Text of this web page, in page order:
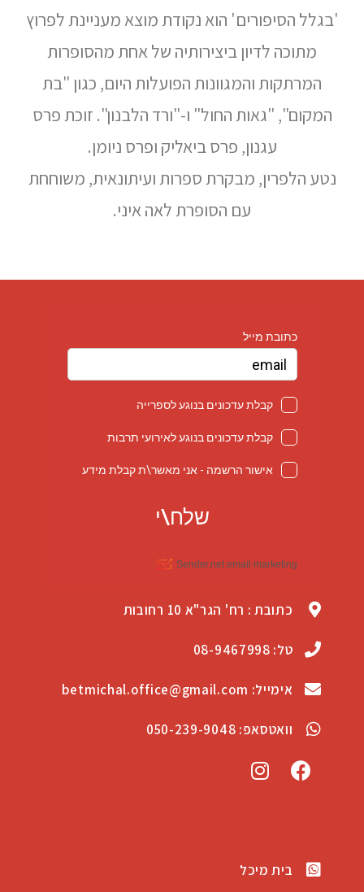
'בגלל הסיפורים' הוא נקודת מוצא מעניינת לפרוץ
מתוכה לדיון ביצירותיה של אחת מהסופרות
המרתקות והמגוונות הפועלות היום, כגון "בת
המקום", "גאות החול" ו-"ורד הלבנון". זוכת פרס
עגנון, פרס ביאליק ופרס ניומן.
נטע הלפרין, מבקרת ספרות ועיתונאית, משוחחת
עם הסופרת לאה איני.
כתובת : רח' הגר"א 10 רחובות
טל: 08-9467998
אימייל: betmichal.office@gmail.com
וואטסאפ: 050-239-9048
בית מיכל